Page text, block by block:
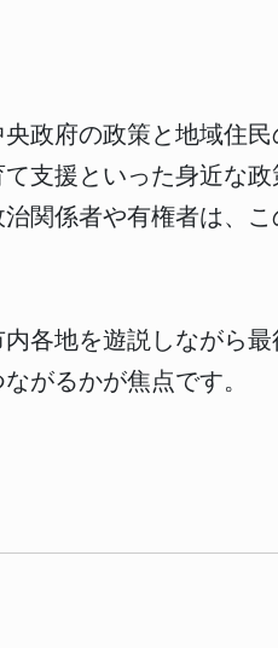
政府の政策と地域住
支援といった身近な
関係者や有権者は、
各地を遊説しながら
がるかが焦点です。